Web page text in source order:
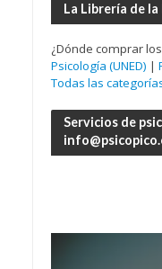
La Librería de
¿Dónde comprar
Psicología (UNED) |
Todas las
Servicios de